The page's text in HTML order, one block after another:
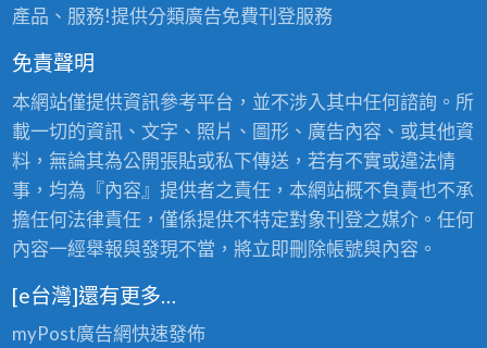
產品、服務!提供分類廣告免費刊登服務
免責聲明
本網站僅提供資訊參考平台，並不涉入其中任何諮詢。所
載一切的資訊、文字、照片、圖形、廣告內容、或其他資
料，無論其為公開張貼或私下傳送，若有不實或違法情
事，均為『內容』提供者之責任，本網站概不負責也不承
擔任何法律責任，僅係提供不特定對象刊登之媒介。任何
內容一經舉報與發現不當，將立即刪除帳號與內容。
[e台灣]還有更多…
myPost廣告網快速發佈